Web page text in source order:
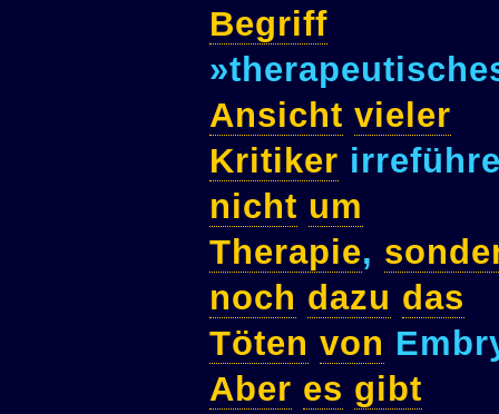
Begriff
Ansicht vieler
Kritiker
nicht um
Therapie,
noch dazu das
Töten von
Aber es gibt